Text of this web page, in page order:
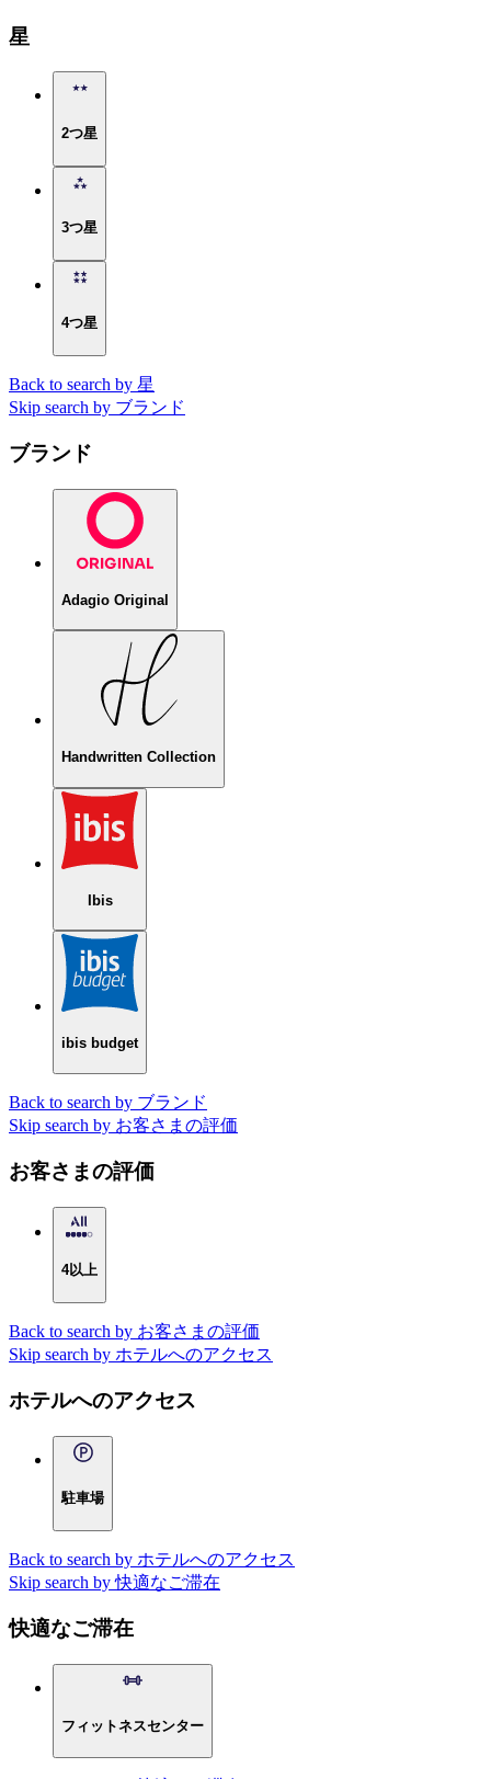
星
2つ星
3つ星
4つ星
Back to search by 星
Skip search by ブランド
ブランド
Adagio Original
Handwritten Collection
Ibis
ibis budget
Back to search by ブランド
Skip search by お客さまの評価
お客さまの評価
4以上
Back to search by お客さまの評価
Skip search by ホテルへのアクセス
ホテルへのアクセス
駐車場
Back to search by ホテルへのアクセス
Skip search by 快適なご滞在
快適なご滞在
フィットネスセンター